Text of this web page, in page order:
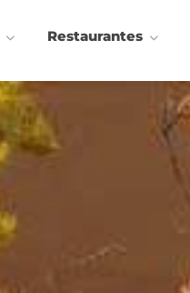
Restaurantes